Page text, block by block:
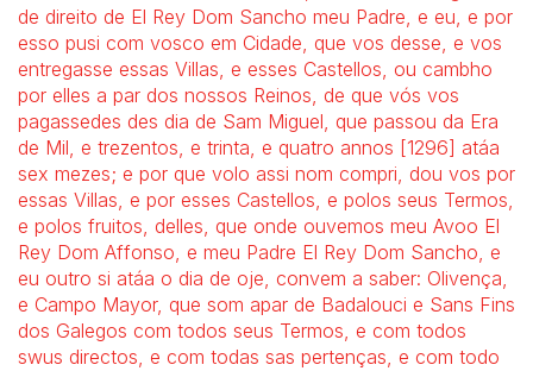
de direito de El Rey Dom Sancho meu Padre, e eu, e por
esso pusi com vosco em Cidade, que vos desse, e vos
entregasse essas Villas, e esses Castellos, ou cambho
por elles a par dos nossos Reinos, de que vós vos
pagassedes des dia de Sam Miguel, que passou da Era
de Mil, e trezentos, e trinta, e quatro annos [1296] atáa
sex mezes; e por que volo assi nom compri, dou vos por
essas Villas, e por esses Castellos, e polos seus Termos,
e polos fruitos, delles, que onde ouvemos meu Avoo El
Rey Dom Affonso, e meu Padre El Rey Dom Sancho, e
eu outro si atáa o dia de oje, convem a saber: Olivença,
e Campo Mayor, que som apar de Badalouci e Sans Fins
dos Galegos com todos seus Termos, e com todos
swus directos, e com todas sas pertenças, e com todo